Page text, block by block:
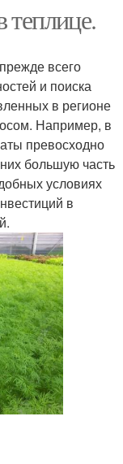
всего
и поиска
в регионе
Например, в
превосходно
большую часть
условиях
в